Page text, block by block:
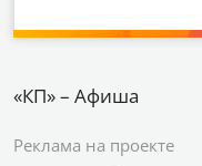
«КП» – Афиша
Реклама на проекте